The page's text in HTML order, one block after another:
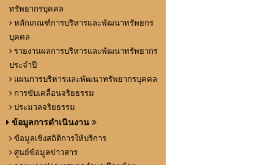
ทรัพยากรบุคคล
หลักเกณฑ์การบริหารและพัฒนาทรัพยกร
บุคคล
รายงานผลการบริหารและพัฒนาทรัพยากร
ประจำปี
แผนการบริหารและพัฒนาทรัพยากรบุคคล
การขับเคลื่อนจริยธรรม
ประมวลจริยธรรม
ข้อมูลการดำเนินงาน
ข้อมูลเชิงสถิติการให้บริการ
ศูนย์ข้อมูลข่าวสาร